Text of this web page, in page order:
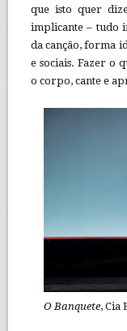
que isto quer
implicante – tudo
da canção, forma
e sociais. Fazer o
o corpo, cante e
O Banquete, Cia